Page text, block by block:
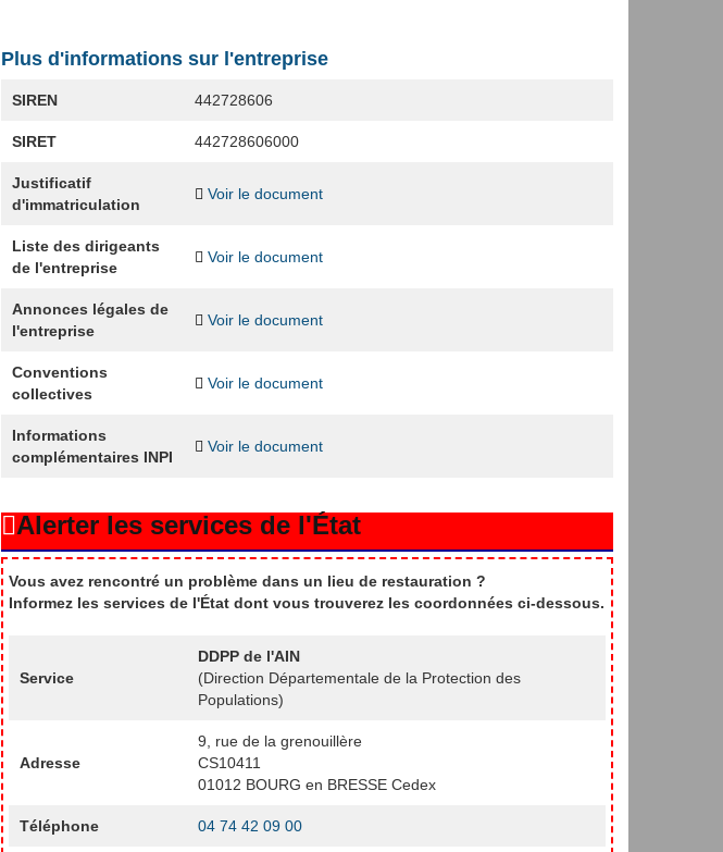
Plus d'informations sur l'entreprise
SIREN 442728606
SIRET 442728606000
Justificatif
d'immatriculation
Voir le document
Liste des dirigeants
de l'entreprise
Voir le document
Annonces légales de
l'entreprise
Voir le document
Conventions
collectives
Voir le document
Informations
complémentaires INPI
Voir le document
Alerter les services de l'État
Vous avez rencontré un problème dans un lieu de restauration ?
Informez les services de l'État dont vous trouverez les coordonnées ci-dessous.
Service
DDPP de l'AIN
(Direction Départementale de la Protection des
Populations)
Adresse
9, rue de la grenouillère
CS10411
01012 BOURG en BRESSE Cedex
Téléphone 04 74 42 09 00